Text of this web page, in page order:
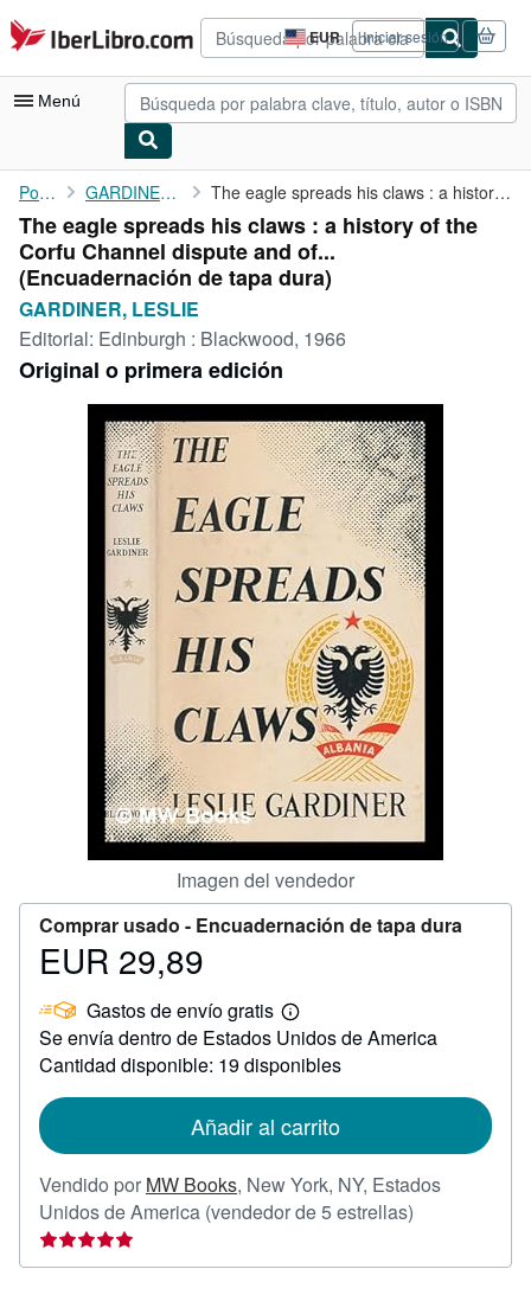
Pasar al contenido principal
IberLibro.com EUR
Preferencias
de
compra
del
Iniciar sesión
Menú
Mi cuenta
Consultar mis pedidos
Búsqueda avanzada
Colecciones
Vendedores
Comenzar a vender
CERRAR
Portada GARDINER, LESLIE The eagle spreads his claws : a history of the Corfu Channel ...
The eagle spreads his claws : a history of the
Corfu Channel dispute and of...
(Encuadernación de tapa dura)
GARDINER, LESLIE
Editorial: Edinburgh : Blackwood, 1966
Original o primera edición
Imagen del vendedor
Comprar usado - Encuadernación de tapa dura
Precio
29,89
EUR 29,89
Gastos de envío gratis
Más
información
sobre
las
envío
Se envía dentro de Estados Unidos de America
Cantidad disponible: 19 disponibles
Añadir al carrito
Vendido por MW Books, New York, NY, Estados
Unidos de America (vendedor de 5 estrellas)
vendedor: